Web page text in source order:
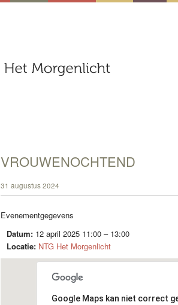
VROUWENOCHTEND
31 augustus 2024
Evenementgegevens
Datum: 12 april 2025 11:00– 13:00
Locatie: NTG Het Morgenlicht
Google Maps kan niet correct